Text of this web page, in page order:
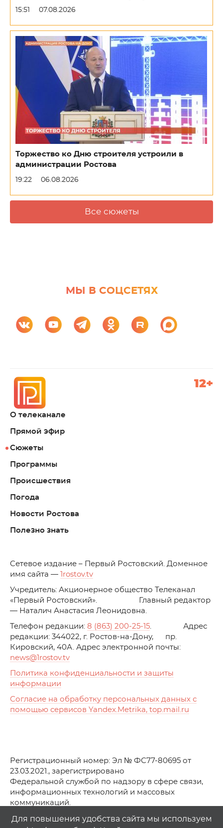
15:51 07.08.2026
Торжество ко Дню строителя устроили в
администрации Ростова
19:22 06.08.2026
Все сюжеты
МЫ В СОЦСЕТЯХ
О телеканале
Прямой эфир
Сюжеты
Программы
Происшествия
Погода
Новости Ростова
Полезно знать
12+
Cетевое издание – Первый Ростовский. Доменное
имя сайта —
1rostov.tv
Учредитель: Акционерное общество Телеканал
«Первый Ростовский». Главный редактор
— Наталич Анастасия Леонидовна.
Телефон редакции: 8 (863) 200-25-15. Адрес
редакции: 344022, г. Ростов-на-Дону, пр.
Кировский, 40А. Адрес электронной почты:
news@1rostov.tv
Политика конфиденциальности и защиты
информации
Согласие на обработку персональных данных с
помощью сервисов Yandex.Metrika, top.mail.ru
Регистрационный номер: Эл № ФС77-80695 от
23.03.2021., зарегистрировано
Федеральной службой по надзору в сфере связи,
информационных технологий и массовых
коммуникаций.
© АО Телеканал «Первый Ростовский» (2021-2025)
Для повышения удобства сайта мы используем